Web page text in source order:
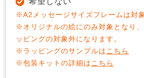
※A2メッセージサイズフレームは対
※オリジナルの絵にのみ対象となり
ッピングの対象外になります。
※ラッピングのサンプルは こちら
※包装キットの詳細は こちら